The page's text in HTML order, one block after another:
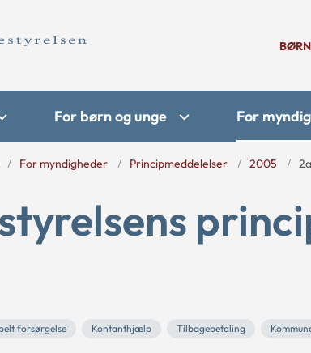
For børn og unge For
For myndigheder Principmeddelelser 2005
forsørgelse Kontanthjælp Tilbagebetaling